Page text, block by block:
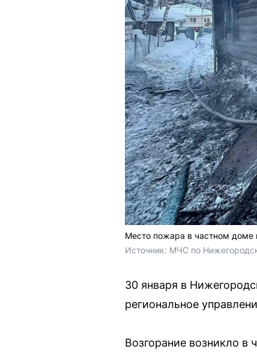
Место пожара в частном доме
Источник: МЧС по
30 января в
региональное
Возгорание возникло